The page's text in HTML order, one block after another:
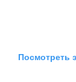
Посмотреть